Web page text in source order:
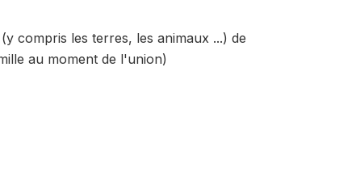
compris les terres, les animaux ...) de
au moment de l'union)